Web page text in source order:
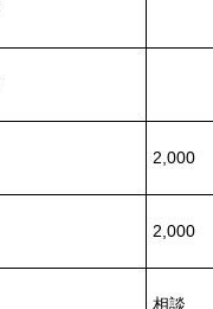
2,000
2,000
相談